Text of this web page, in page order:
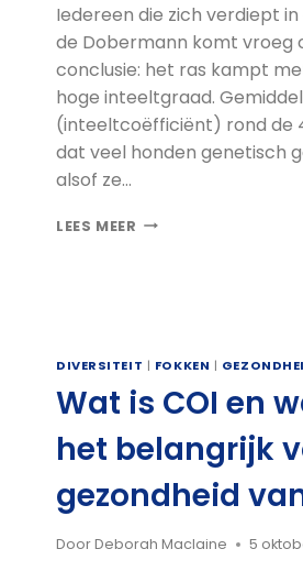
Iedereen die zich verdiept
de Dobermann komt vroeg
conclusie: het ras kampt
hoge inteeltgraad.
(inteeltcoëfficiënt) rond de
dat veel honden genetisch
alsof ze…
LEES MEER WAAROM
DE
DOBERMANN
ZO
MOEILIJK
IS
DIVERSITEIT | FOKKEN |
Wat is COI en
het belangrijk
gezondheid
DoorDeborah Maclaine 5